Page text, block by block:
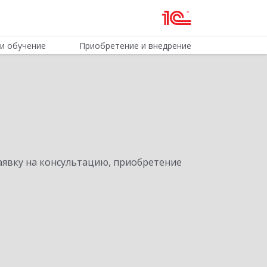
обучение Приобретение и внедрение
на консультацию, приобретение